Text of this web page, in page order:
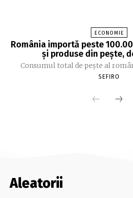
ECONOMIE
România importă peste
şi produse din peşte,
Consumul total de peşte al
SEFIRO
Aleatorii